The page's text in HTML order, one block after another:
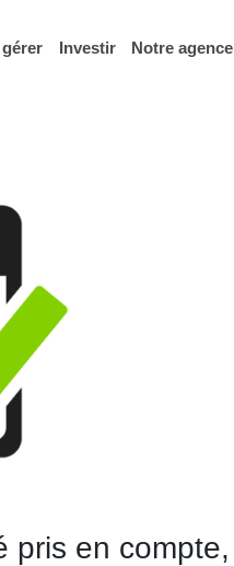
Investir Notre agence
pris en compte,